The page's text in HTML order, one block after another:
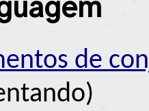
de